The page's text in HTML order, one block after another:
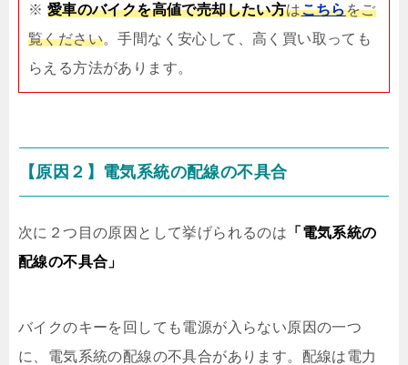
※ 愛車のバイクを高値で売却したい方はこちらをご
覧ください。手間なく安心して、高く買い取っても
らえる方法があります。
【原因２】電気系統の配線の不具合
次に２つ目の原因として挙げられるのは 「電気系統の
配線の不具合」
バイクのキーを回しても電源が入らない原因の一つ
に、電気系統の配線の不具合があります。配線は電力